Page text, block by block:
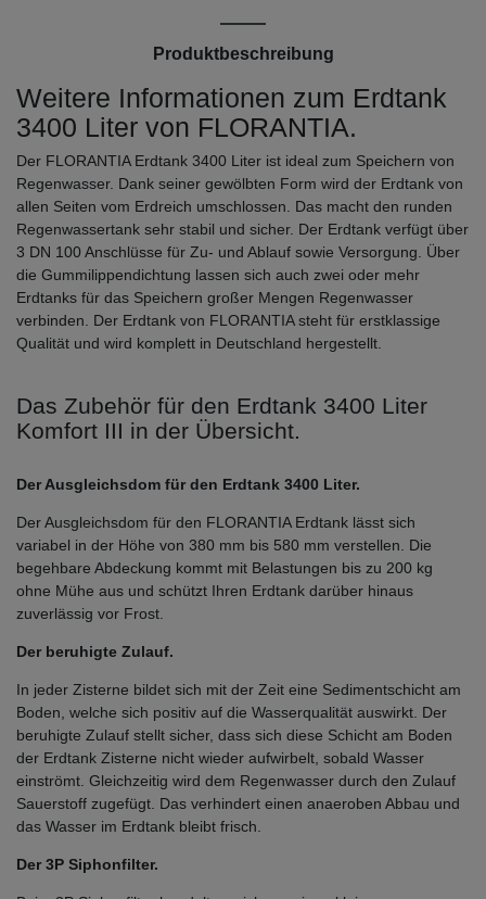
Produktbeschreibung
Weitere Informationen zum Erdtank
3400 Liter von FLORANTIA.
Der FLORANTIA Erdtank 3400 Liter ist ideal zum Speichern von
Regenwasser. Dank seiner gewölbten Form wird der Erdtank von
allen Seiten vom Erdreich umschlossen. Das macht den runden
Regenwassertank sehr stabil und sicher. Der Erdtank verfügt über
3 DN 100 Anschlüsse für Zu- und Ablauf sowie Versorgung. Über
die Gummilippendichtung lassen sich auch zwei oder mehr
Erdtanks für das Speichern großer Mengen Regenwasser
verbinden. Der Erdtank von FLORANTIA steht für erstklassige
Qualität und wird komplett in Deutschland hergestellt.
Das Zubehör für den Erdtank 3400 Liter
Komfort III in der Übersicht.
Der Ausgleichsdom für den Erdtank 3400 Liter.
Der Ausgleichsdom für den FLORANTIA Erdtank lässt sich
variabel in der Höhe von 380 mm bis 580 mm verstellen. Die
begehbare Abdeckung kommt mit Belastungen bis zu 200 kg
ohne Mühe aus und schützt Ihren Erdtank darüber hinaus
zuverlässig vor Frost.
Der beruhigte Zulauf.
In jeder Zisterne bildet sich mit der Zeit eine Sedimentschicht am
Boden, welche sich positiv auf die Wasserqualität auswirkt. Der
beruhigte Zulauf stellt sicher, dass sich diese Schicht am Boden
der Erdtank Zisterne nicht wieder aufwirbelt, sobald Wasser
einströmt. Gleichzeitig wird dem Regenwasser durch den Zulauf
Sauerstoff zugefügt. Das verhindert einen anaeroben Abbau und
das Wasser im Erdtank bleibt frisch.
Der 3P Siphonfilter.